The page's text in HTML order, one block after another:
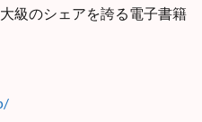
級のシェアを誇る電子書籍